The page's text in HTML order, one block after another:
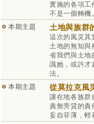
實施的各項工
不是一個轉機
本期主題 土地與族群
這次的風災其
土地的無知與
省我們與土地
識她，或許才
法。
本期主題 從莫拉克風
讓在地各族群
責無旁貸的責
妄自菲薄，輕